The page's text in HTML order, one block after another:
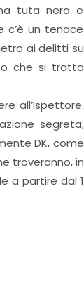
tuta nera e
c’è un tenace
ai delitti su
che si tratta
all’Ispettore.
segreta;
DK, come
troveranno, in
a partire dal 1